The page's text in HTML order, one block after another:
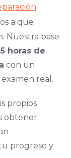
a que
Nuestra base
horas de
con un
real.
propios
obtener.
progreso y